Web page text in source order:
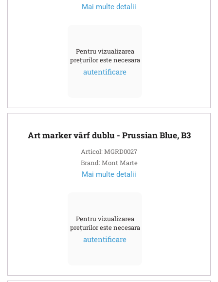
Mai multe detalii
Pentru vizualizarea
prețurilor este necesara
autentificare
Art marker vârf dublu - Prussian Blue, B3
Articol: MGRD0027
Brand: Mont Marte
Mai multe detalii
Pentru vizualizarea
prețurilor este necesara
autentificare